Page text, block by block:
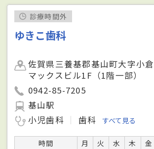
診療時間外
ゆきこ歯科
佐賀県三養基郡基山町大字小
マックスビル1F（1階一部）
0942-85-7205
基山駅
小児歯科
歯科 すべて見る
時間 月 火 水 木 金